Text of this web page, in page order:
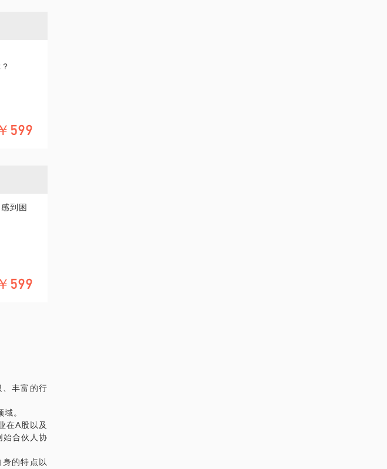
￥599
到困
￥599
丰富的行
。
在A股以及
始合伙人协
的特点以